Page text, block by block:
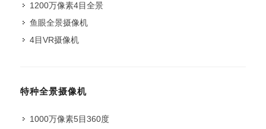
1200万像素4目全景
鱼眼全景摄像机
4目VR摄像机
特种全景摄像机
1000万像素5目360度